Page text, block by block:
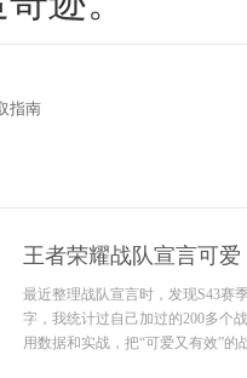
指南
王者荣耀战队宣言可
最近整理战队宣言时，发现S43赛
字，我统计过自己加过的200多个
用数据和实战，把“可爱又有效”